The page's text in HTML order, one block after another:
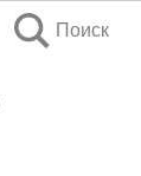
Поиск